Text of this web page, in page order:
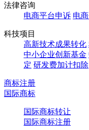
法律咨询
电商平台申诉 电
科技项目
高新技术成果转化
中小企业创新基金
定 研发费加计扣除
商标注册
国际商标
国际商标转让
国际商标注册